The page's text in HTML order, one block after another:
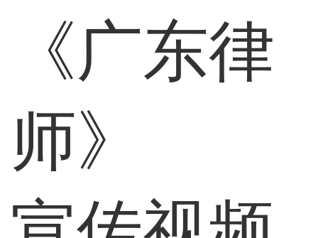
《广东律
师》